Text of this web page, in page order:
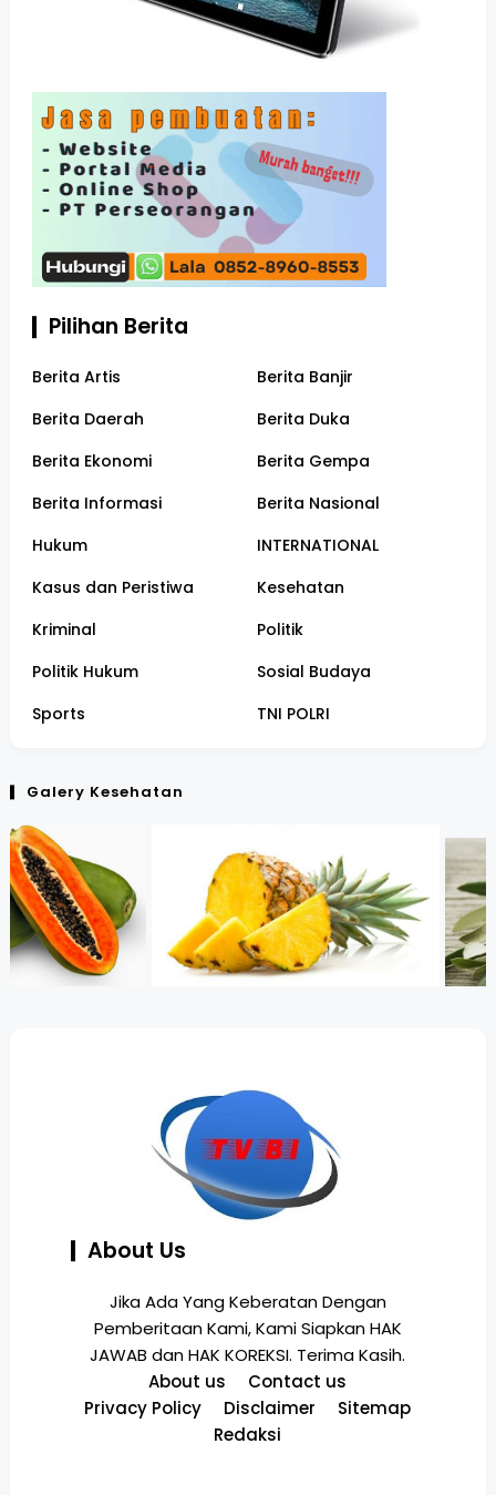
Pilihan Berita
Berita Artis
Berita Banjir
Berita Daerah
Berita Duka
Berita Ekonomi
Berita Gempa
Berita Informasi
Berita Nasional
Hukum
INTERNATIONAL
Kasus dan Peristiwa
Kesehatan
Kriminal
Politik
Politik Hukum
Sosial Budaya
Sports
TNI POLRI
Galery Kesehatan
About Us
Jika Ada Yang Keberatan Dengan
Pemberitaan Kami, Kami Siapkan HAK
JAWAB dan HAK KOREKSI. Terima Kasih.
About us
Contact us
Privacy Policy
Disclaimer
Sitemap
Redaksi